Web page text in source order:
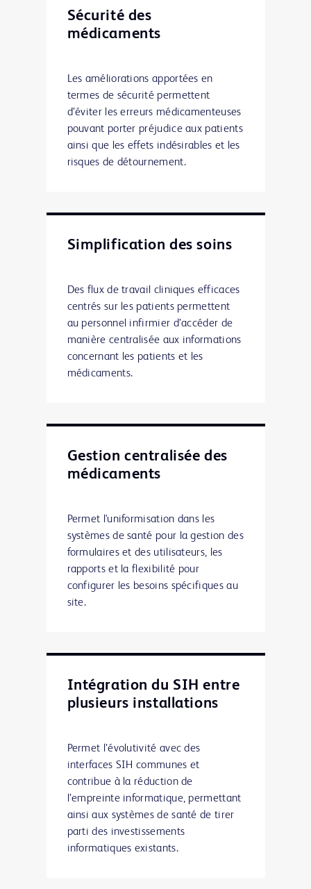
Sécurité des
médicaments
Les améliorations apportées en
termes de sécurité permettent
d’éviter les erreurs médicamenteuses
pouvant porter préjudice aux patients
ainsi que les effets indésirables et les
risques de détournement.
Simplification des soins
Des flux de travail cliniques efficaces
centrés sur les patients permettent
au personnel infirmier d’accéder de
manière centralisée aux informations
concernant les patients et les
médicaments.
Gestion centralisée des
médicaments
Permet l'uniformisation dans les
systèmes de santé pour la gestion des
formulaires et des utilisateurs, les
rapports et la flexibilité pour
configurer les besoins spécifiques au
site.
Intégration du SIH entre
plusieurs installations
Permet l’évolutivité avec des
interfaces SIH communes et
contribue à la réduction de
l’empreinte informatique, permettant
ainsi aux systèmes de santé de tirer
parti des investissements
informatiques existants.